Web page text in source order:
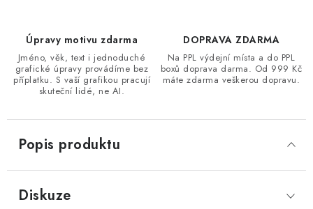
Úpravy motivu zdarma
Jméno, věk, text i jednoduché
grafické úpravy provádíme bez
příplatku. S vaší grafikou pracují
skuteční lidé, ne AI.
DOPRAVA ZDARMA
Na PPL výdejní místa a do PPL
boxů doprava darma. Od 999 Kč
máte zdarma veškerou dopravu.
Popis produktu
Diskuze